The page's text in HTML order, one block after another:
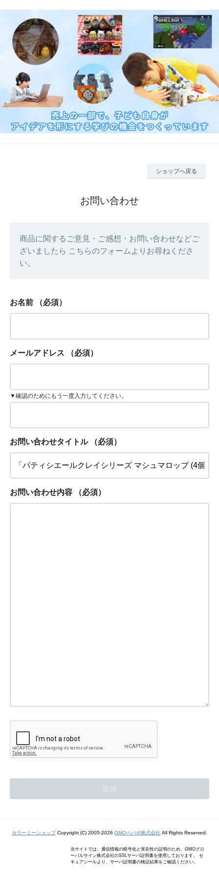
ショップへ戻る
お問い合わせ
商品に関するご意見・ご感想・お問い合わせなどご
ざいましたら こちらのフォームよりお尋ねくださ
い。
お名前 （必須）
メールアドレス （必須）
▼確認のためにもう一度入力してください。
お問い合わせタイトル （必須）
お問い合わせ内容 （必須）
カラーミーショップCopyright (C) 2005-2026 GMOペパボ株式会社 All Rights Reserved.
当サイトでは、通信情報の暗号化と実在性の証明のため、GMOグロ
ーバルサイン株式会社のSSLサーバ証明書を使用しております。 セ
キュアシールより、サーバ証明書の検証結果をご確認ください。